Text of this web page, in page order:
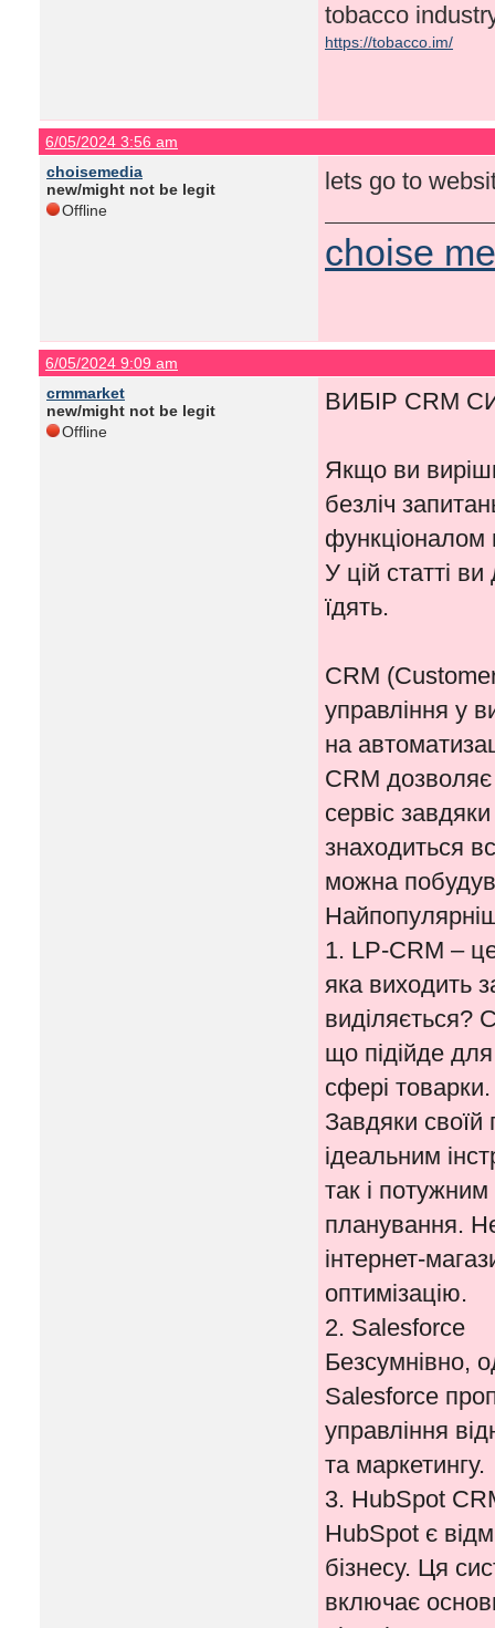
tobacco
https://tobacco.im/
6/05/2024 3:56 am
choisemedia
new/might not be legit
Offline
lets go to
choise
6/05/2024 9:09 am
crmmarket
new/might not be legit
Offline
ВИБІР CRM
Якщо ви
безліч
функціоналом
У цій статті
їдять.
CRM
управління у
на
CRM дозволяє
сервіс
знаходиться
можна
1. LP-CRM –
яка виходить
виділяється?
що підійде
сфері товарки.
Завдяки своїй
ідеальним
так і потужним
планування.
інтернет-
оптимізацію.
2. Salesforce
Безсумнівно,
Salesforce
управління
та маркетингу.
3. HubSpot
HubSpot є
бізнесу. Ця
включає